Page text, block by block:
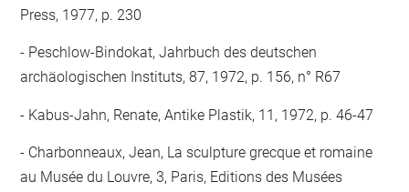
Press, 1977, p. 230
Peschlow-Bindokat, Jahrbuch des deutschen
archäologischen Instituts, 87, 1972, p. 156, n° R67
Kabus-Jahn, Renate, Antike Plastik, 11, 1972, p. 46-47
Charbonneaux, Jean, La sculpture grecque et romaine
au Musée du Louvre, 3, Paris, Editions des Musées